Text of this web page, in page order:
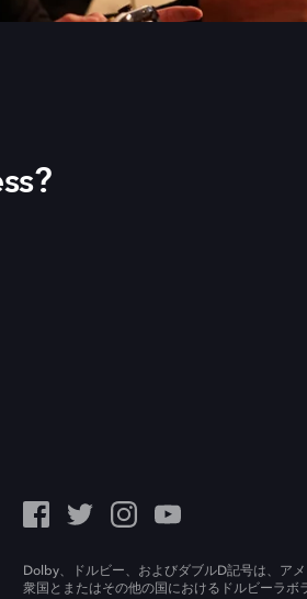
Dolby、ドルビー、およびダブルD記号は、ア
衆国とまたはその他の国におけるドルビーラボ